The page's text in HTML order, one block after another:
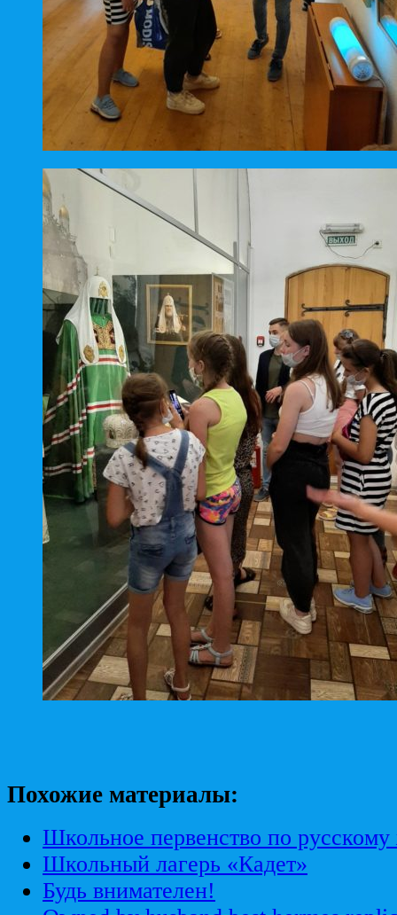
Похожие материалы:
Школьное первенство по
Школьный лагерь «Кадет»
Будь внимателен!